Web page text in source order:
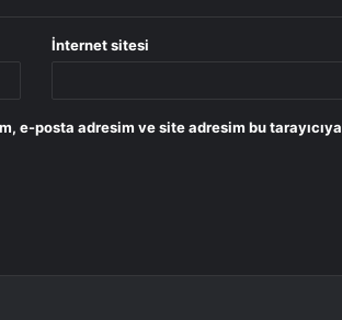
İnternet sitesi
e-posta adresim ve site adresim bu tarayıcıya